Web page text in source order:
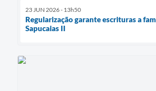
23 JUN 2026 - 13h50
Regularização garante escrituras a
Sapucaias II